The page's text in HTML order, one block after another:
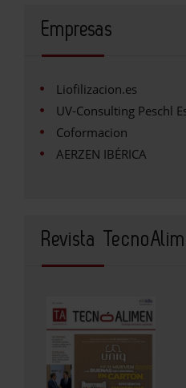
Empresas
Liofilizacion.es
UV-Consulting Peschl
Coformacion
AERZEN IBÉRICA
Revista